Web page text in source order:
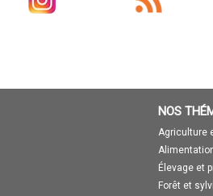
NOS
Agriculture
Élevage et
Forêt et